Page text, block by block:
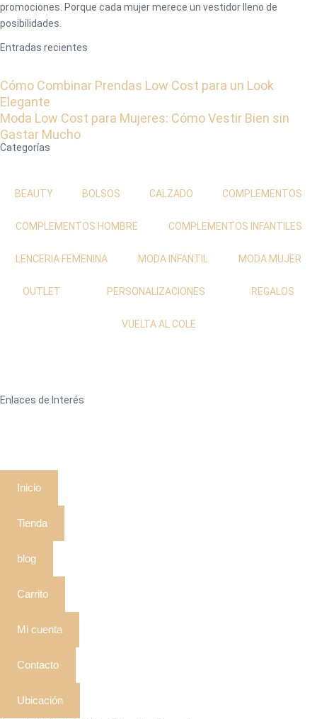
promociones. Porque cada mujer merece un vestidor lleno de
posibilidades.
Entradas recientes
Cómo Combinar Prendas Low Cost para un Look
Elegante
Moda Low Cost para Mujeres: Cómo Vestir Bien sin
Gastar Mucho
Categorías
BEAUTY BOLSOS CALZADO COMPLEMENTOS
COMPLEMENTOS HOMBRE COMPLEMENTOS INFANTILES
LENCERIA FEMENINA MODA INFANTIL MODA MUJER
OUTLET PERSONALIZACIONES REGALOS
VUELTA AL COLE
Enlaces de Interés
Inicio
Tienda
blog
Carrito
Mi cuenta
Contacto
Ubicación